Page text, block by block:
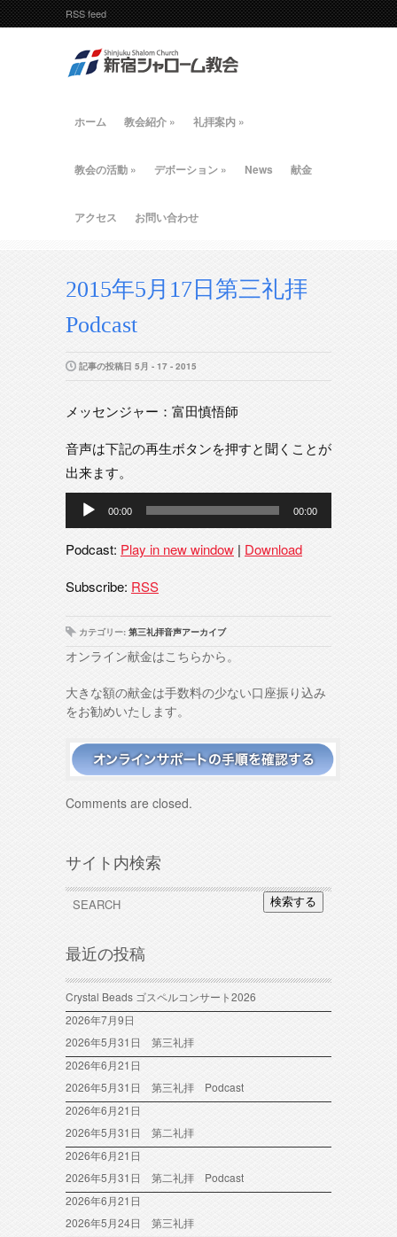
RSS feed
ホーム 教会紹介 » 礼拝案内 »
教会の活動 » デボーション » News 献金
アクセス お問い合わせ
2015年5月17日第三礼拝
Podcast
記事の投稿日 5月 - 17 - 2015
メッセンジャー：富田慎悟師
音声は下記の再生ボタンを押すと聞くことが
出来ます。
レ
ー
ー
00:00 00:00
Podcast: Play in new window | Download
Subscribe: RSS
カテゴリー: 第三礼拝音声アーカイブ
オンライン献金はこちらから。
大きな額の献金は手数料の少ない口座振り込み
をお勧めいたします。
Comments are closed.
サイト内検索
検索する
最近の投稿
Crystal Beads ゴスペルコンサート2026
2026年7月9日
2026年5月31日 第三礼拝
2026年6月21日
2026年5月31日 第三礼拝 Podcast
2026年6月21日
2026年5月31日 第二礼拝
2026年6月21日
2026年5月31日 第二礼拝 Podcast
2026年6月21日
2026年5月24日 第三礼拝